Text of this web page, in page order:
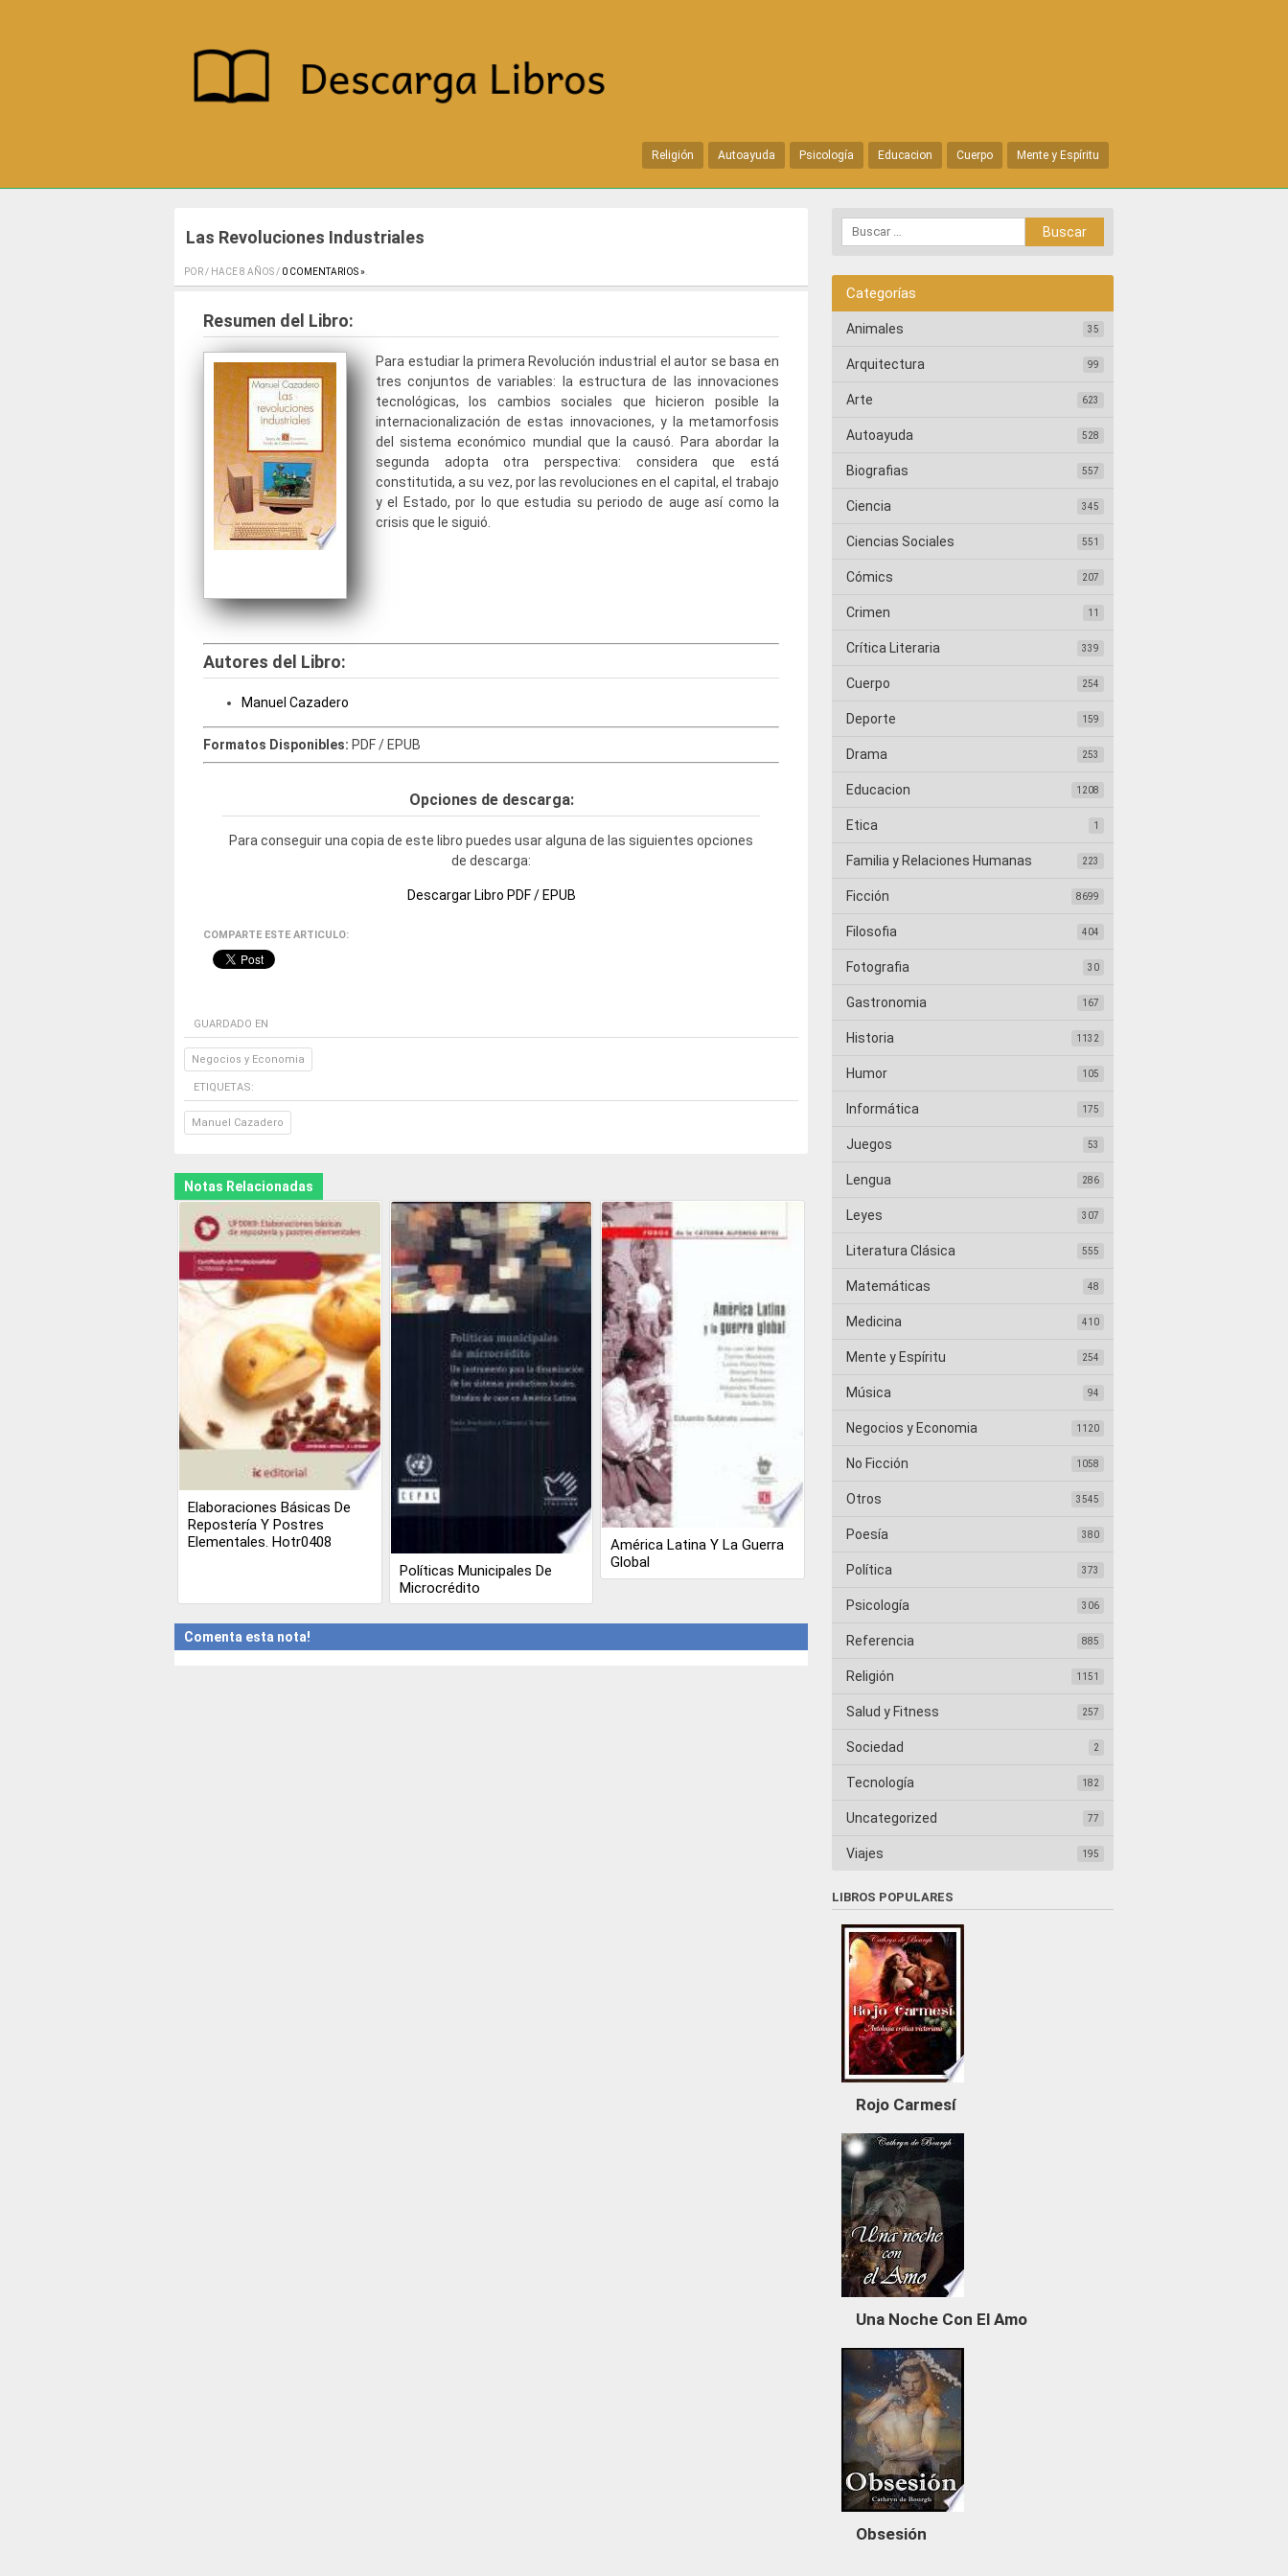
Religión Autoayuda Psicología Educacion Cuerpo Mente y Espíritu
Las Revoluciones Industriales
POR / HACE 8 AÑOS / 0 COMENTARIOS »
Resumen del Libro:
Para estudiar la primera Revolución industrial el autor se basa en
tres conjuntos de variables: la estructura de las innovaciones
tecnológicas, los cambios sociales que hicieron posible la
internacionalización de estas innovaciones, y la metamorfosis
del sistema económico mundial que la causó. Para abordar la
segunda adopta otra perspectiva: considera que está
constitutida, a su vez, por las revoluciones en el capital, el trabajo
y el Estado, por lo que estudia su periodo de auge así como la
crisis que le siguió.
Autores del Libro:
Manuel Cazadero
Formatos Disponibles: PDF / EPUB
Opciones de descarga:
Para conseguir una copia de este libro puedes usar alguna de las siguientes opciones
de descarga:
Descargar Libro PDF / EPUB
COMPARTE ESTE ARTICULO:
GUARDADO EN
Negocios y Economia
ETIQUETAS:
Manuel Cazadero
Notas Relacionadas
Elaboraciones Básicas De
Repostería Y Postres
Elementales. Hotr0408
Políticas Municipales De
Microcrédito
América Latina Y La Guerra
Global
Comenta esta nota!
Categorías
Animales 35
Arquitectura 99
Arte 623
Autoayuda 528
Biografias 557
Ciencia 345
Ciencias Sociales 551
Cómics 207
Crimen 11
Crítica Literaria 339
Cuerpo 254
Deporte 159
Drama 253
Educacion 1208
Etica 1
Familia y Relaciones Humanas 223
Ficción 8699
Filosofia 404
Fotografia 30
Gastronomia 167
Historia 1132
Humor 105
Informática 175
Juegos 53
Lengua 286
Leyes 307
Literatura Clásica 555
Matemáticas 48
Medicina 410
Mente y Espíritu 254
Música 94
Negocios y Economia 1120
No Ficción 1058
Otros 3545
Poesía 380
Política 373
Psicología 306
Referencia 885
Religión 1151
Salud y Fitness 257
Sociedad 2
Tecnología 182
Uncategorized 77
Viajes 195
LIBROS POPULARES
Rojo Carmesí
Una Noche Con El Amo
Obsesión